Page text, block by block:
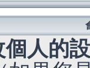
人的